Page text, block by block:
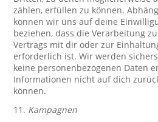
zählen, erfüllen zu können.
können wir uns auf deine
beziehen, dass die Verarbeitung
Vertrags mit dir oder zur
erforderlich ist. Wir werden
keine personenbezogenen Daten
Informationen nicht auf dich
können.
11. Kampagnen